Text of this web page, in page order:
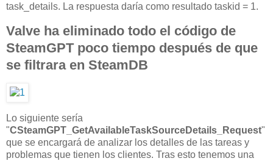
task_details. La respuesta daría como resultado taskid = 1.
Valve ha eliminado todo el código de
SteamGPT poco tiempo después de que
se filtrara en SteamDB
Lo siguiente sería
"CSteamGPT_GetAvailableTaskSourceDetails_Request"
que se encargará de analizar los detalles de las tareas y
problemas que tienen los clientes. Tras esto tenemos una